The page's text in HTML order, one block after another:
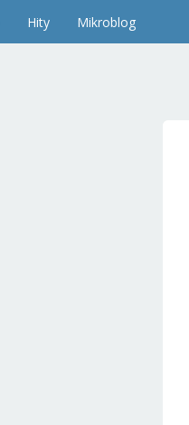
Hity Mikroblog